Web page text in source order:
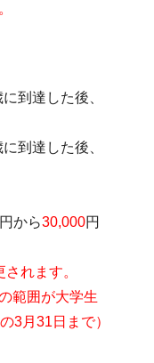
到達した後、
に到達した後、
から30,000円
れます。
範囲が大学生
3月31日まで）